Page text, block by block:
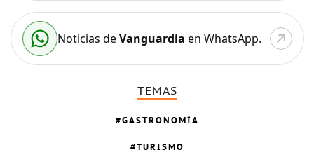
Noticias deVanguardia en WhatsApp.
TEMAS
GASTRONOMÍA
TURISMO